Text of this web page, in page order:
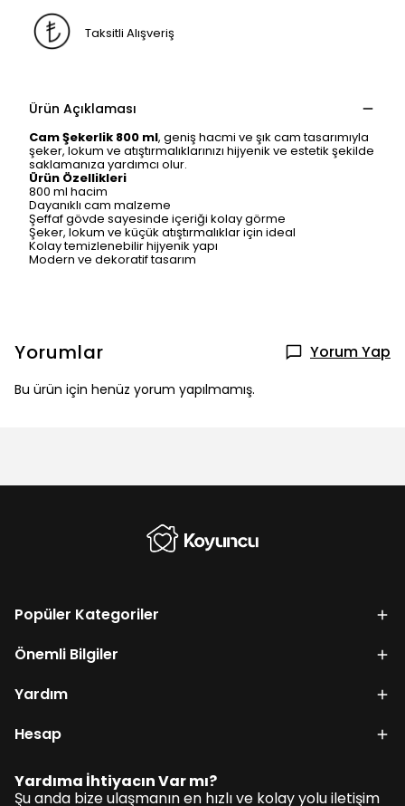
Taksitli Alışveriş
Ürün Açıklaması
Cam Şekerlik 800 ml, geniş hacmi ve şık cam tasarımıyla
şeker, lokum ve atıştırmalıklarınızı hijyenik ve estetik şekilde
saklamanıza yardımcı olur.
Ürün Özellikleri
800 ml hacim
Dayanıklı cam malzeme
Şeffaf gövde sayesinde içeriği kolay görme
Şeker, lokum ve küçük atıştırmalıklar için ideal
Kolay temizlenebilir hijyenik yapı
Modern ve dekoratif tasarım
Yorumlar Yorum Yap
Bu ürün için henüz yorum yapılmamış.
Popüler Kategoriler
Önemli Bilgiler
Yardım
Hesap
Yardıma İhtiyacın Var mı?
Şu anda bize ulaşmanın en hızlı ve kolay yolu iletişim